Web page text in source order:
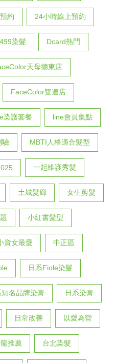
約 24小時線上預約
499染髮 Dcard熱門
天母德東店
FaceColor雙連店
染護套餐 line會員集點
驗 MBTI人格適合髮型
一起維護秀髮
土城髮廊 女生剪髮
小紅書髮型
資女最愛 中正區
日系Fiole染髮
知名品牌染膏 日系染膏
日常改善 以愛為營
推薦 台北染髮